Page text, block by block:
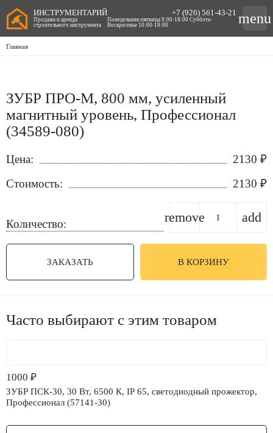
Главная
ЗУБР ПРО-М, 800 мм, усиленный
магнитный уровень, Профессионал
(34589-080)
Цена: 2130 ₽
Стоимость:
2130 ₽
Количество: remove add
ЗАКАЗАТЬ В КОРЗИНУ
Часто выбирают с этим товаром
1000 ₽
ЗУБР ПСК-30, 30 Вт, 6500 К, IP 65, светодиодный прожектор,
Профессионал (57141-30)
ИНСТРУМЕНТАРИЙ
Продажа и аренда
строительного инструмента
+7 (926) 561-43-21
Понедельник-пятница 9:00-18:00 Суббота-
Воскресенье 10:00-18:00
menu